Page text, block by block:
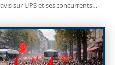
sur UPS et ses concurrents…